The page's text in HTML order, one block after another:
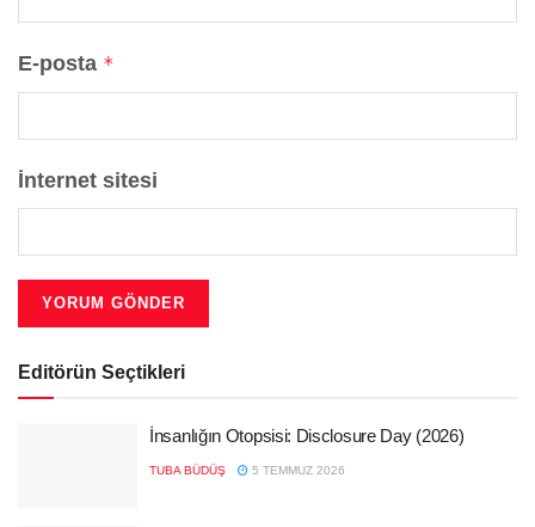
E-posta *
İnternet sitesi
Editörün Seçtikleri
İnsanlığın Otopsisi: Disclosure Day (2026)
TUBA BÜDÜŞ 5 TEMMUZ 2026